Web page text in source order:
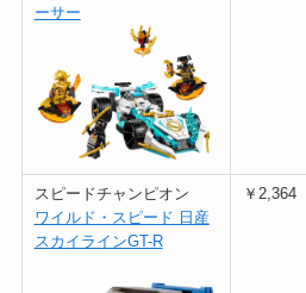
ーサー
スピードチャンピオン
ワイルド・スピード 日産
スカイラインGT-R
￥2,364